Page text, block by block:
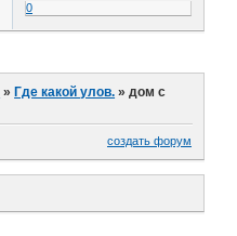
0
» Где какой улов. »дом с
создать форум